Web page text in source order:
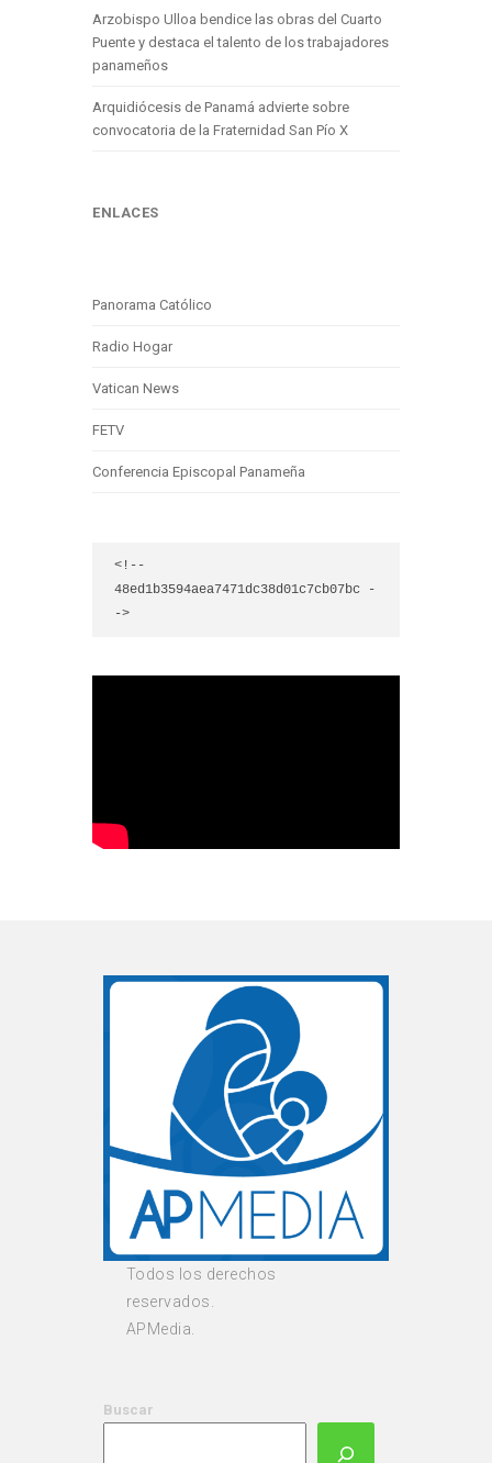
Arzobispo Ulloa bendice las obras del Cuarto
Puente y destaca el talento de los trabajadores
panameños
Arquidiócesis de Panamá advierte sobre
convocatoria de la Fraternidad San Pío X
ENLACES
Panorama Católico
Radio Hogar
Vatican News
FETV
Conferencia Episcopal Panameña
<!--
48ed1b3594aea7471dc38d01c7cb07bc -
->
Todos los derechos
reservados.
APMedia.
Buscar